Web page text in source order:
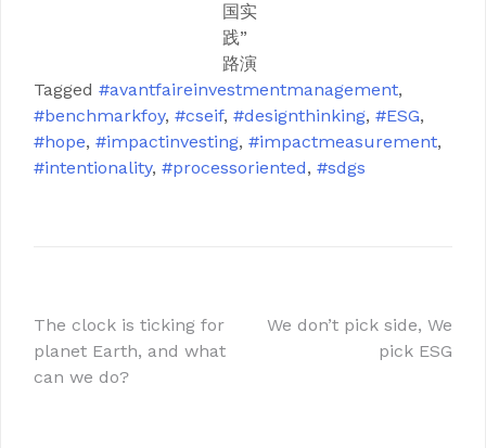
国实
践”
路演
Tagged #avantfaireinvestmentmanagement,
#benchmarkfoy, #cseif, #designthinking, #ESG,
#hope, #impactinvesting, #impactmeasurement,
#intentionality, #processoriented, #sdgs
文
章
The clock is ticking for
planet Earth, and what
can we do?
We don’t pick side, We
pick ESG